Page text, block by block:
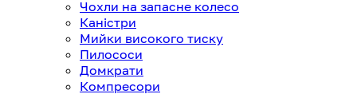
Чохли на запасне колесо
Каністри
Мийки високого тиску
Пилососи
Домкрати
Компресори